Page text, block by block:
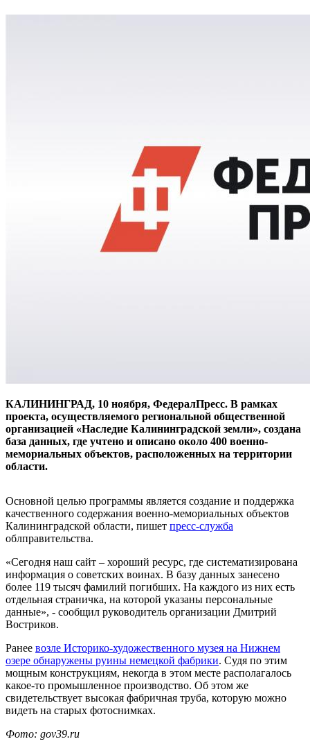
КАЛИНИНГРАД, 10 ноября, ФедералПресс. В рамках
проекта, осуществляемого региональной общественной
организацией «Наследие Калининградской земли», создана
база данных, где учтено и описано около 400 военно-
мемориальных объектов, расположенных на территории
области.
Основной целью программы является создание и поддержка
качественного содержания военно-мемориальных объектов
Калининградской области, пишет пресс-служба
облправительства.
«Сегодня наш сайт – хороший ресурс, где систематизирована
информация о советских воинах. В базу данных занесено
более 119 тысяч фамилий погибших. На каждого из них есть
отдельная страничка, на которой указаны персональные
данные», - сообщил руководитель организации Дмитрий
Востриков.
Ранее возле Историко-художественного музея на Нижнем
озере обнаружены руины немецкой фабрики. Судя по этим
мощным конструкциям, некогда в этом месте располагалось
какое-то промышленное производство. Об этом же
свидетельствует высокая фабричная труба, которую можно
видеть на старых фотоснимках.
Фото: gov39.ru